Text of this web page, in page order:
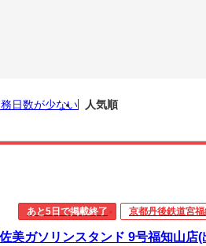
日数が少ない 人気順
あと5日で掲載終了 京都丹後鉄道宮
美ガソリンスタンド 9号福知山店